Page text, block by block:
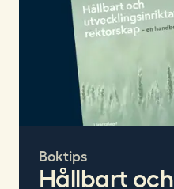
Boktips
Hållbart och